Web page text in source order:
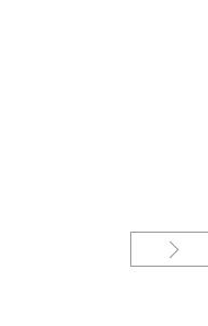
〈レジン〉を試着できる。何
ドシステムです。
ら支えるようにデザインされ
から放物線を描くアームで支